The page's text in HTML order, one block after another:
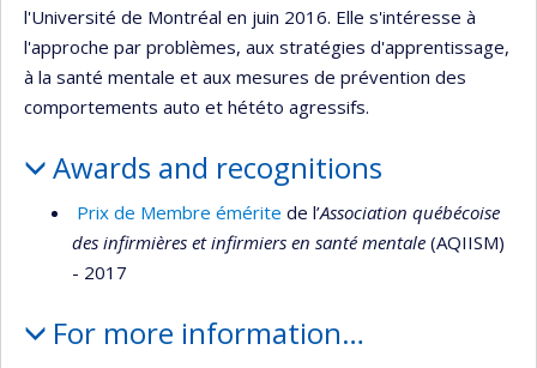
l'Université de Montréal en juin 2016. Elle s'intéresse à
l'approche par problèmes, aux stratégies d'apprentissage,
à la santé mentale et aux mesures de prévention des
comportements auto et hététo agressifs.
Awards and recognitions
Prix de Membre émérite de l’Association québécoise
des infirmières et infirmiers en santé mentale (AQIISM)
- 2017
For more information…